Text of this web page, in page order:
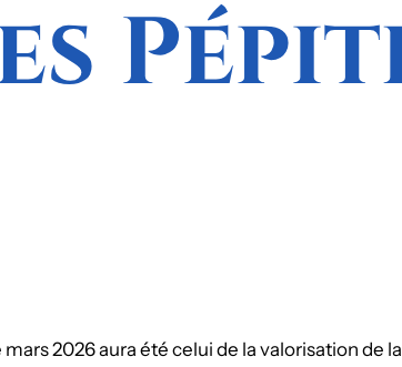
2026 aura été celui de la valorisation de la